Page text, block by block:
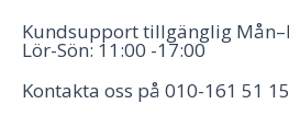
Kundsupport tillgänglig
Lör-Sön: 11:00 -17:00
Kontakta oss på 010-161 51